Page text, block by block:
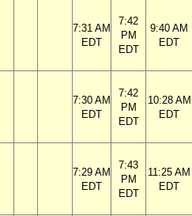
7:31 AM
EDT
7:42
PM
EDT
9:40 AM
EDT
7:30 AM
EDT
7:42
PM
EDT
10:28 AM
EDT
7:29 AM
EDT
7:43
PM
EDT
11:25 AM
EDT